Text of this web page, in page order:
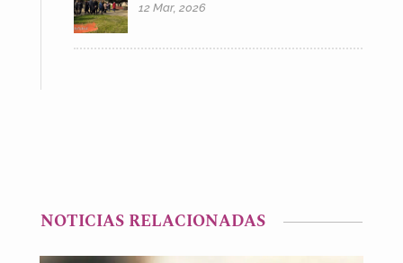
12 Mar, 2026
NOTICIAS RELACIONADAS